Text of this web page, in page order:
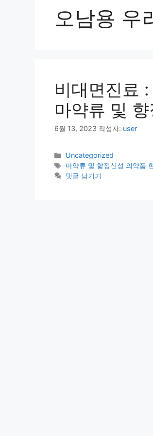
오남용 우
비대면진료
마약류 및
6월 13, 2023 작성자: user
카
테
고
Uncategorized
태
그
마약류 및 향정신성 의약품
댓글 남기기